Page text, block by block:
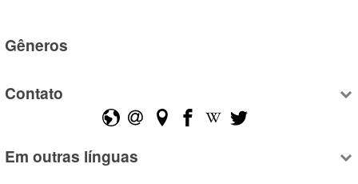
Gêneros
Contato
Em outras línguas